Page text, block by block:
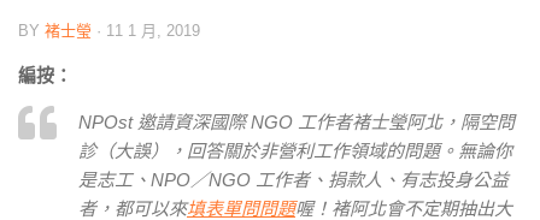
BY 褚士瑩 · 11 1 月, 2019
編按：
NPOst 邀請資深國際 NGO 工作者褚士瑩阿北，隔空問
診（大誤），回答關於非營利工作領域的問題。無論你
是志工、NPO／NGO 工作者、捐款人、有志投身公益
者，都可以來填表單問問題喔！褚阿北會不定期抽出大